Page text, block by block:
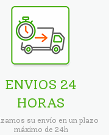
ENVIOS 24
HORAS
su envío en un plazo
máximo de 24h